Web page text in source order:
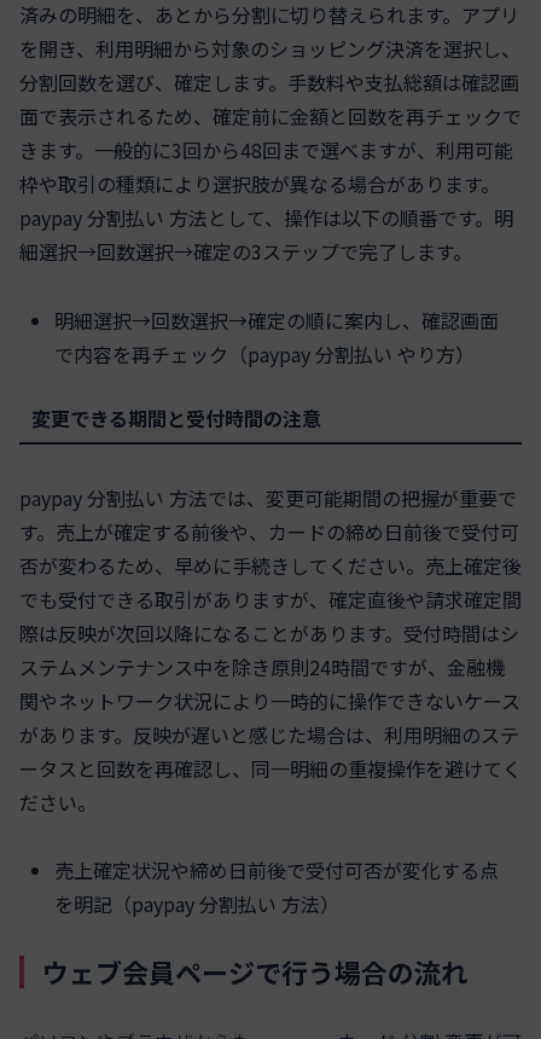
済みの明細を、あとから分割に切り替えられます。アプリ
を開き、利用明細から対象のショッピング決済を選択し、
分割回数を選び、確定します。手数料や支払総額は確認画
面で表示されるため、確定前に金額と回数を再チェックで
きます。一般的に3回から48回まで選べますが、利用可能
枠や取引の種類により選択肢が異なる場合があります。
paypay 分割払い 方法として、操作は以下の順番です。明
細選択→回数選択→確定の3ステップで完了します。
明細選択→回数選択→確定の順に案内し、確認画面
で内容を再チェック（paypay 分割払い やり方）
変更できる期間と受付時間の注意
paypay 分割払い 方法では、変更可能期間の把握が重要で
す。売上が確定する前後や、カードの締め日前後で受付可
否が変わるため、早めに手続きしてください。売上確定後
でも受付できる取引がありますが、確定直後や請求確定間
際は反映が次回以降になることがあります。受付時間はシ
ステムメンテナンス中を除き原則24時間ですが、金融機
関やネットワーク状況により一時的に操作できないケース
があります。反映が遅いと感じた場合は、利用明細のステ
ータスと回数を再確認し、同一明細の重複操作を避けてく
ださい。
売上確定状況や締め日前後で受付可否が変化する点
を明記（paypay 分割払い 方法）
ウェブ会員ページで行う場合の流れ